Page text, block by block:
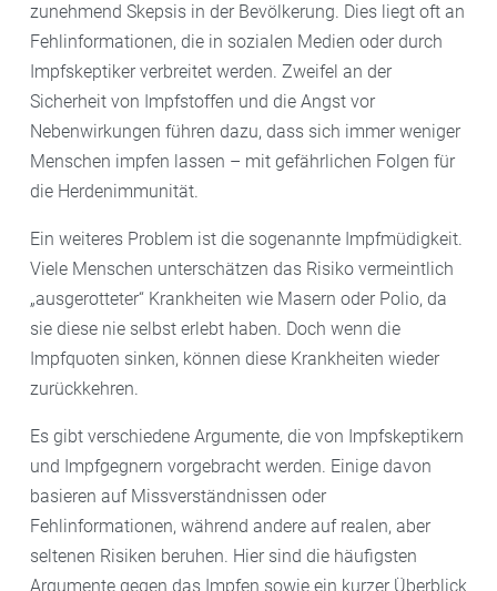
zunehmend Skepsis in der Bevölkerung. Dies liegt oft an
Fehlinformationen, die in sozialen Medien oder durch
Impfskeptiker verbreitet werden. Zweifel an der
Sicherheit von Impfstoffen und die Angst vor
Nebenwirkungen führen dazu, dass sich immer weniger
Menschen impfen lassen – mit gefährlichen Folgen für
die Herdenimmunität.
Ein weiteres Problem ist die sogenannte Impfmüdigkeit.
Viele Menschen unterschätzen das Risiko vermeintlich
„ausgerotteter“ Krankheiten wie Masern oder Polio, da
sie diese nie selbst erlebt haben. Doch wenn die
Impfquoten sinken, können diese Krankheiten wieder
zurückkehren.
Es gibt verschiedene Argumente, die von Impfskeptikern
und Impfgegnern vorgebracht werden. Einige davon
basieren auf Missverständnissen oder
Fehlinformationen, während andere auf realen, aber
seltenen Risiken beruhen. Hier sind die häufigsten
Argumente gegen das Impfen sowie ein kurzer Überblick